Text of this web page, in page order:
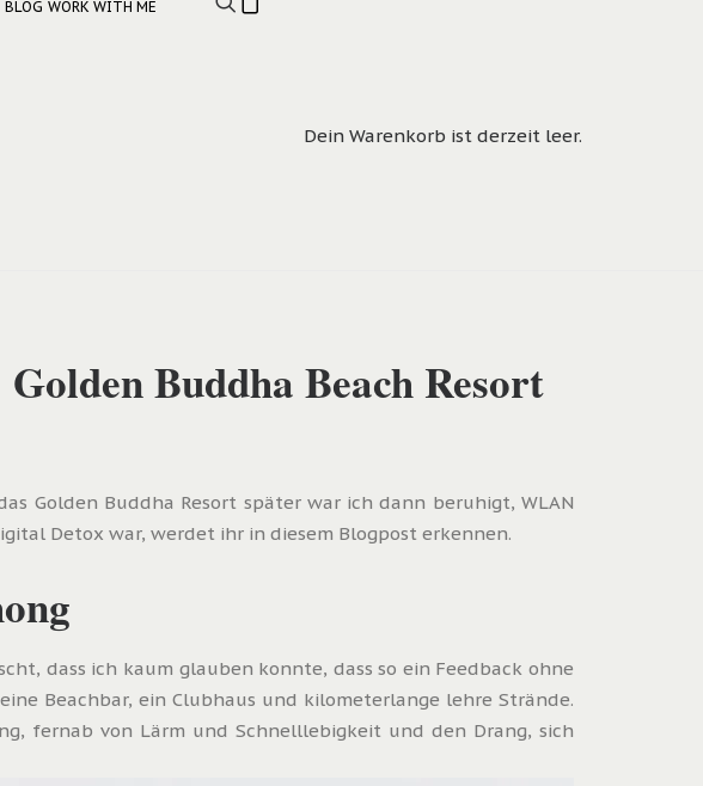
BLOG WORK WITH ME
Dein Warenkorb ist derzeit leer.
Buddha Beach Resort
Golden Buddha Resort später war ich dann beruhigt, WLAN
Detox war, werdet ihr in diesem Blogpost erkennen.
dass ich kaum glauben konnte, dass so ein Feedback ohne
Beachbar, ein Clubhaus und kilometerlange lehre Strände.
fernab von Lärm und Schnelllebigkeit und den Drang, sich